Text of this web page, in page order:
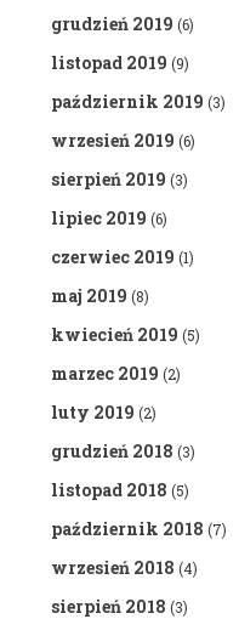
grudzień 2019 (6)
listopad 2019 (9)
październik 2019 (3)
wrzesień 2019 (6)
sierpień 2019 (3)
lipiec 2019 (6)
czerwiec 2019 (1)
maj 2019 (8)
kwiecień 2019 (5)
marzec 2019 (2)
luty 2019 (2)
grudzień 2018 (3)
listopad 2018 (5)
październik 2018 (7)
wrzesień 2018 (4)
sierpień 2018 (3)